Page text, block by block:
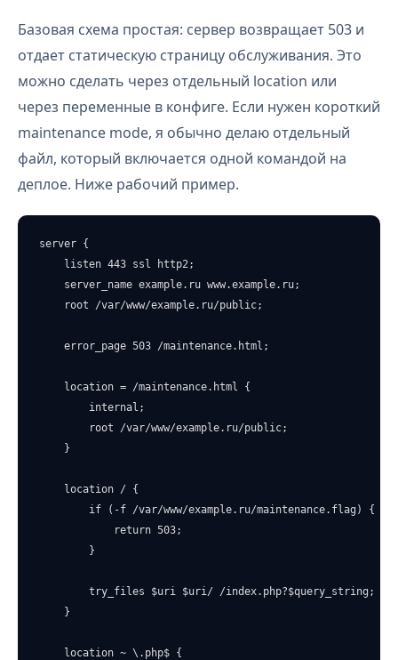
Базовая схема простая: сервер возвращает 503 и
отдает статическую страницу обслуживания. Это
можно сделать через отдельный location или
через переменные в конфиге. Если нужен короткий
maintenance mode, я обычно делаю отдельный
файл, который включается одной командой на
деплое. Ниже рабочий пример.
server {
    listen 443 ssl http2;
    server_name example.ru www.example.ru;
    root /var/www/example.ru/public;
    error_page 503 /maintenance.html;
    location = /maintenance.html {
        internal;
        root /var/www/example.ru/public;
    }
    location / {
        if (-f /var/www/example.ru/maintenance.flag) {
            return 503;
        }
        try_files $uri $uri/ /index.php?$query_string;
    }
    location ~ \.php$ {